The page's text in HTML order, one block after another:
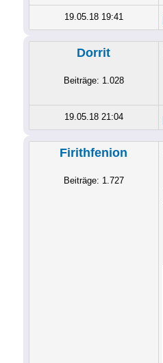
19.05.18 19:41
Dorrit
Beiträge: 1.028
19.05.18 21:04
Firithfenion
Beiträge: 1.727